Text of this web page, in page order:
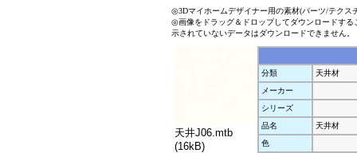
◎3Dマイホームデザイナー用の素材(パーツ/テクス
◎画像をドラッグ＆ドロップしてダウンロードす
示されていないデータはダウンロードできません。
天井J06.mtb
(16kB)
分類
天井材
メーカー
シリーズ
品名
天井材
色